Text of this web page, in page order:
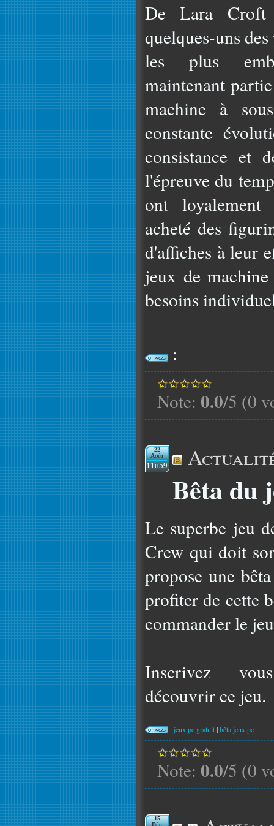
De Lara
quelques-uns
les plus
maintenant
machine à
constante
consistance et
l'épreuve du
ont loyalement
acheté des
d'affiches à leur
jeux de
besoins
:
Note: 0.0/5 (0
22
Août
11h59
Bêta du
Le superbe jeu
Crew qui doit
propose une
profiter de cette
commander le
Inscrivez
découvrir ce jeu.
:jeux pc gratuit|bêta jeux pc
Note: 0.0/5 (0
15
Déc